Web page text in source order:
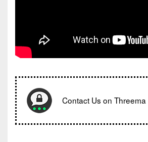
Contact Us on Threema